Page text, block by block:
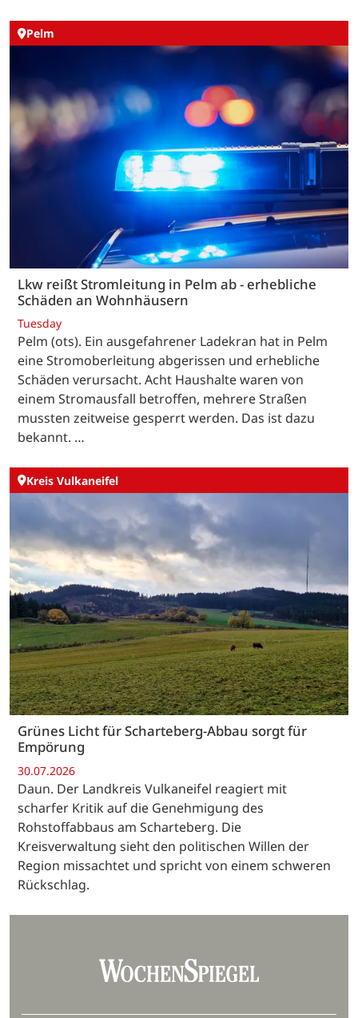
Pelm
Lkw reißt Stromleitung in Pelm ab - erhebliche
Schäden an Wohnhäusern
Tuesday
Pelm (ots). Ein ausgefahrener Ladekran hat in Pelm
eine Stromoberleitung abgerissen und erhebliche
Schäden verursacht. Acht Haushalte waren von
einem Stromausfall betroffen, mehrere Straßen
mussten zeitweise gesperrt werden. Das ist dazu
bekannt. …
Kreis Vulkaneifel
Grünes Licht für Scharteberg-Abbau sorgt für
Empörung
30.07.2026
Daun. Der Landkreis Vulkaneifel reagiert mit
scharfer Kritik auf die Genehmigung des
Rohstoffabbaus am Scharteberg. Die
Kreisverwaltung sieht den politischen Willen der
Region missachtet und spricht von einem schweren
Rückschlag.